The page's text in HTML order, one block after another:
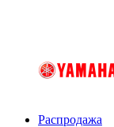
Распродажа